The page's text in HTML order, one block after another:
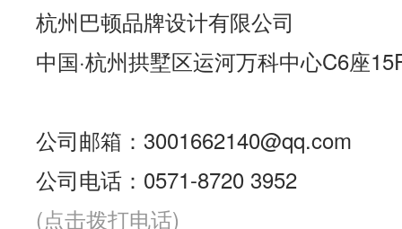
杭州巴顿品牌设计有限公司
中国·杭州拱墅区运河万科中心C6座
公司邮箱：3001662140@qq.com
公司电话：0571-8720 3952
(点击拨打电话)